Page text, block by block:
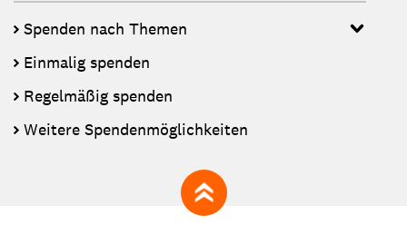
Spenden nach Themen
Einmalig spenden
Regelmäßig spenden
Weitere Spendenmöglichkeiten
zum Seitenanfang